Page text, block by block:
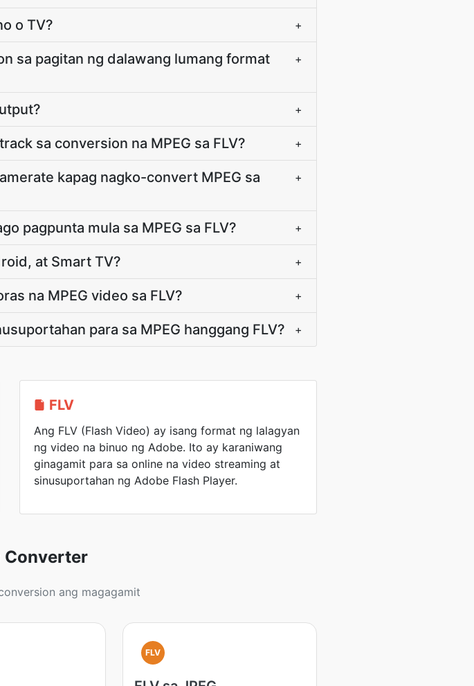
o TV? +
sa pagitan ng dalawang lumang format
+
+
sa conversion na MPEG sa FLV? +
kapag nagko-convert MPEG sa
+
pagpunta mula sa MPEG sa FLV? +
at Smart TV? +
na MPEG video sa FLV? +
para sa MPEG hanggang FLV? +
FLV
Ang FLV (Flash Video) ay isang format ng lalagyan
ng video na binuo ng Adobe. Ito ay karaniwang
ginagamit para sa online na video streaming at
sinusuportahan ng Adobe Flash Player.
Converter
ang magagamit
FLV